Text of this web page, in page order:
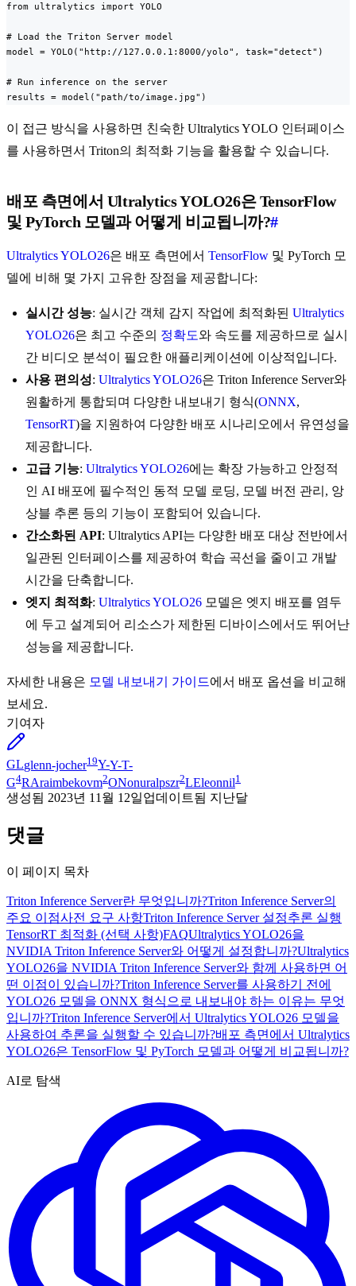
from ultralytics import YOLO
# Load the Triton Server model
model = YOLO("http://127.0.0.1:8000/yolo", task="detect")
# Run inference on the server
results = model("path/to/image.jpg")
이 접근 방식을 사용하면 친숙한 Ultralytics YOLO 인터페이스
를 사용하면서 Triton의 최적화 기능을 활용할 수 있습니다.
배포 측면에서 Ultralytics YOLO26은 TensorFlow
및 PyTorch 모델과 어떻게 비교됩니까?#
Ultralytics YOLO26은 배포 측면에서 TensorFlow 및 PyTorch 모
델에 비해 몇 가지 고유한 장점을 제공합니다:
실시간 성능: 실시간 객체 감지 작업에 최적화된 Ultralytics
YOLO26은 최고 수준의 정확도와 속도를 제공하므로 실시
간 비디오 분석이 필요한 애플리케이션에 이상적입니다.
사용 편의성: Ultralytics YOLO26은 Triton Inference Server와
원활하게 통합되며 다양한 내보내기 형식(ONNX,
TensorRT)을 지원하여 다양한 배포 시나리오에서 유연성을
제공합니다.
고급 기능: Ultralytics YOLO26에는 확장 가능하고 안정적
인 AI 배포에 필수적인 동적 모델 로딩, 모델 버전 관리, 앙
상블 추론 등의 기능이 포함되어 있습니다.
간소화된 API: Ultralytics API는 다양한 배포 대상 전반에서
일관된 인터페이스를 제공하여 학습 곡선을 줄이고 개발
시간을 단축합니다.
엣지 최적화: Ultralytics YOLO26 모델은 엣지 배포를 염두
에 두고 설계되어 리소스가 제한된 디바이스에서도 뛰어난
성능을 제공합니다.
자세한 내용은 모델 내보내기 가이드에서 배포 옵션을 비교해
보세요.
기여자
GLglenn-jocher19Y-Y-T-
G4RAraimbekovm2ONonuralpszr2LEleonnil1
생성됨 2023년 11월 12일업데이트됨 지난달
댓글
이 페이지 목차
Triton Inference Server란 무엇입니까?Triton Inference Server의
주요 이점사전 요구 사항Triton Inference Server 설정추론 실행
TensorRT 최적화 (선택 사항)FAQUltralytics YOLO26을
NVIDIA Triton Inference Server와 어떻게 설정합니까?Ultralytics
YOLO26을 NVIDIA Triton Inference Server와 함께 사용하면 어
떤 이점이 있습니까?Triton Inference Server를 사용하기 전에
YOLO26 모델을 ONNX 형식으로 내보내야 하는 이유는 무엇
입니까?Triton Inference Server에서 Ultralytics YOLO26 모델을
사용하여 추론을 실행할 수 있습니까?배포 측면에서 Ultralytics
YOLO26은 TensorFlow 및 PyTorch 모델과 어떻게 비교됩니까?
AI로 탐색